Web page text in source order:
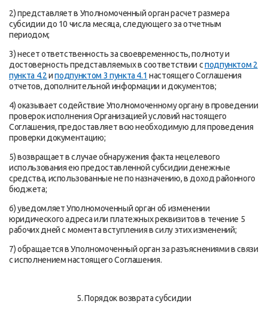
2) представляет в Уполномоченный орган расчет размера
субсидии до 10 числа месяца, следующего за отчетным
периодом;
3) несет ответственность за своевременность, полноту и
достоверность представляемых в соответствии сподпунктом 2
пункта 4.2иподпунктом 3 пункта 4.1 настоящего Соглашения
отчетов, дополнительной информации и документов;
4) оказывает содействие Уполномоченному органу в проведении
проверок исполнения Организацией условий настоящего
Соглашения, предоставляет всю необходимую для проведения
проверки документацию;
5) возвращает в случае обнаружения факта нецелевого
использования ею предоставленной субсидии денежные
средства, использованные не по назначению, в доход районного
бюджета;
6) уведомляет Уполномоченный орган об изменении
юридического адреса или платежных реквизитов в течение 5
рабочих дней с момента вступления в силу этих изменений;
7) обращается в Уполномоченный орган за разъяснениями в связи
с исполнением настоящего Соглашения.
5. Порядок возврата субсидии